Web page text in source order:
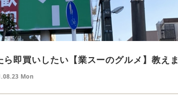
ら即買いしたい【業スーのグルメ】教え
Mon